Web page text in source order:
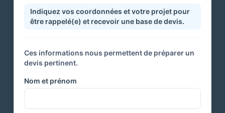
Indiquez vos coordonnées et votre projet pour
être rappelé(e) et recevoir une base de devis.
Ces informations nous permettent de préparer un
devis pertinent.
Nom et prénom